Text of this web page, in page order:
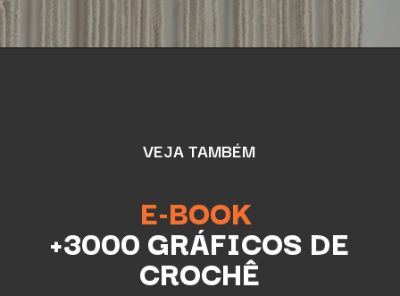
E-BOOK
+3000 GRÁFICOS DE
CROCHÊ
VEJA TAMBÉM